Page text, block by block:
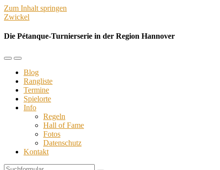
Zum Inhalt springen
Zwickel
Die Pétanque-Turnierserie in der Region Hannover
Mobil-
umschalten
Suchfeld
umschalten
Blog
Rangliste
Termine
Spielorte
Info
Regeln
Hall of Fame
Fotos
Datenschutz
Kontakt